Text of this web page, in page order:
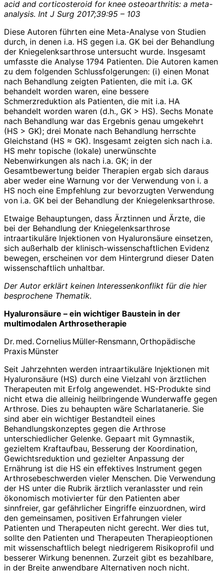
acid and corticosteroid for knee osteoarthritis: a meta-
analysis. Int J Surg 2017;39:95 – 103
Diese Autoren führten eine Meta-Analyse von Studien
durch, in denen i.a. HS gegen i.a. GK bei der Behandlung
der Kniegelenksarthrose untersucht wurde. Insgesamt
umfasste die Analyse 1794 Patienten. Die Autoren kamen
zu dem folgenden Schlussfolgerungen: (i) einen Monat
nach Behandlung zeigten Patienten, die mit i.a. GK
behandelt worden waren, eine bessere
Schmerzreduktion als Patienten, die mit i.a. HA
behandelt worden waren (d.h., GK > HS). Sechs Monate
nach Behandlung war das Ergebnis genau umgekehrt
(HS > GK); drei Monate nach Behandlung herrschte
Gleichstand (HS ≈ GK). Insgesamt zeigten sich nach i.a.
HS mehr topische (lokale) unerwünschte
Nebenwirkungen als nach i.a. GK; in der
Gesamtbewertung beider Therapien ergab sich daraus
aber weder eine Warnung vor der Verwendung von i. a
HS noch eine Empfehlung zur bevorzugten Verwendung
von i.a. GK bei der Behandlung der Kniegelenksarthrose.
Etwaige Behauptungen, dass Ärztinnen und Ärzte, die
bei der Behandlung der Kniegelenksarthrose
intraartikuläre Injektionen von Hyaluronsäure einsetzen,
sich außerhalb der klinisch-wissenschaftlichen Evidenz
bewegen, erscheinen vor dem Hintergrund dieser Daten
wissenschaftlich unhaltbar.
Der Autor erklärt keinen Interessenkonflikt für die hier
besprochene Thematik.
Hyaluronsäure – ein wichtiger Baustein in der
multimodalen Arthrosetherapie
Dr. med. Cornelius Müller-Rensmann, Orthopädische
Praxis Münster
Seit Jahrzehnten werden intraartikuläre Injektionen mit
Hyaluronsäure (HS) durch eine Vielzahl von ärztlichen
Therapeuten mit Erfolg angewendet. HS-Produkte sind
nicht etwa die alleinig heilbringende Wunderwaffe gegen
Arthrose. Dies zu behaupten wäre Scharlatanerie. Sie
sind aber ein wichtiger Bestandteil eines
Behandlungskonzeptes gegen die Arthrose
unterschiedlicher Gelenke. Gepaart mit Gymnastik,
gezieltem Kraftaufbau, Besserung der Koordination,
Gewichtsreduktion und gezielter Anpassung der
Ernährung ist die HS ein effektives Instrument gegen
Arthrosebeschwerden vieler Menschen. Die Verwendung
der HS unter die Rubrik ärztlich veranlasster und rein
ökonomisch motivierter für den Patienten aber
sinnfreier, gar gefährlicher Eingriffe einzuordnen, wird
den gemeinsamen, positiven Erfahrungen vieler
Patienten und Therapeuten nicht gerecht. Wer dies tut,
sollte den Patienten und Therapeuten Therapieoptionen
mit wissenschaftlich belegt niedrigerem Risikoprofil und
besserer Wirkung benennen. Zurzeit gibt es bezahlbare,
in der Breite anwendbare Alternativen noch nicht.